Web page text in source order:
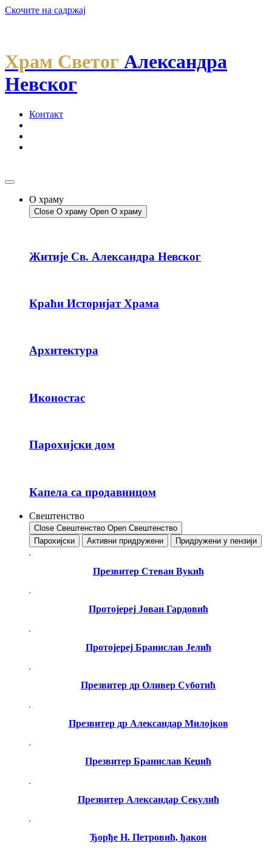
Скочите на садржај
Храм Светог Александра
Невског
Контакт
О храму
Close О храму Open О храму
Житије Св. Александра Невског
Краћи Историјат Храма
Архитектура
Иконостас
Парохијски дом
Капела са продавницом
Свештенство
Close Свештенство Open Свештенство
Парохијски
Активни придружени Придружени у пензији
Презвитер Стеван Вукић
Протојереј Јован Гардовић
Протојереј Бранислав Јелић
Презвитер др Оливер Суботић
Презвитер др Александар Милојков
Презвитер Бранислав Кеџић
Презвитер Александар Секулић
Ђорђе Н. Петровић, ђакон